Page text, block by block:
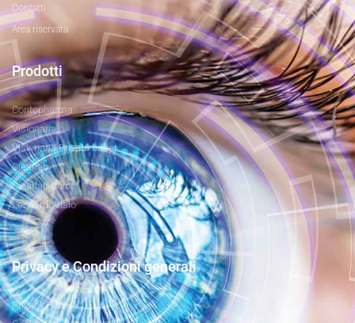
Contatti
Area riservata
Prodotti
Contopharma
Visionaria
Visionaria Private Label
Clearlab
Clearlab Color
LeonardoVisio
Privacy e Condizioni generali
Privacy Policy